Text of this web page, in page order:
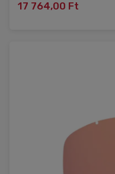
17 764,00 Ft